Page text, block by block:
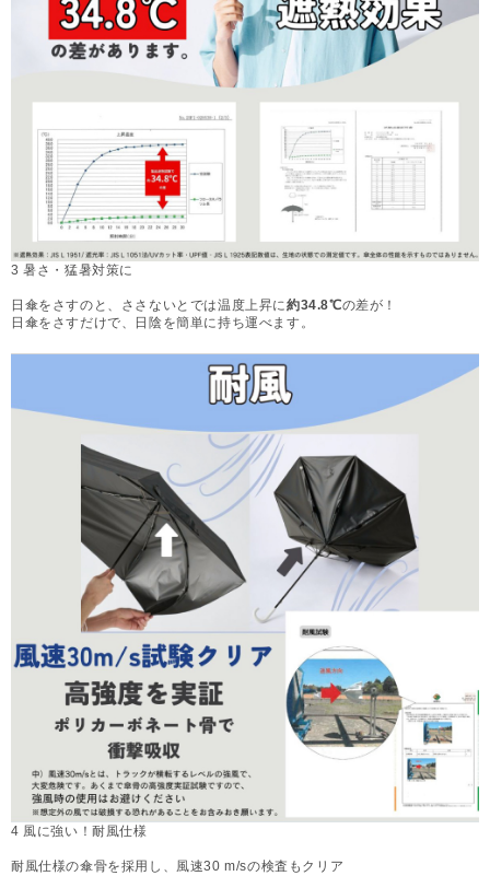
3 暑さ・猛暑対策に
日傘をさすのと、ささないとでは温度上昇に約34.8℃の差が！
日傘をさすだけで、日陰を簡単に持ち運べます。
4 風に強い！耐風仕様
耐風仕様の傘骨を採用し、風速30 m/sの検査もクリア